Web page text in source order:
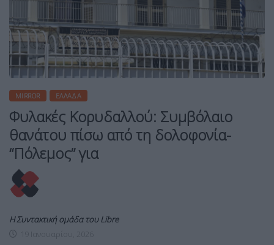
MIRROR ΕΛΛΆΔΑ
Φυλακές Κορυδαλλού: Συμβόλαιο
θανάτου πίσω από τη δολοφονία-
“Πόλεμος” για
Η Συντακτική ομάδα του Libre